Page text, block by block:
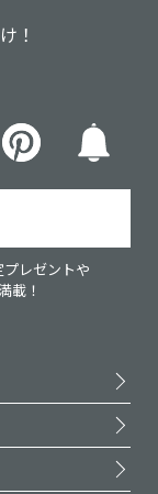
！
LINE pinterest
レゼントや
載！